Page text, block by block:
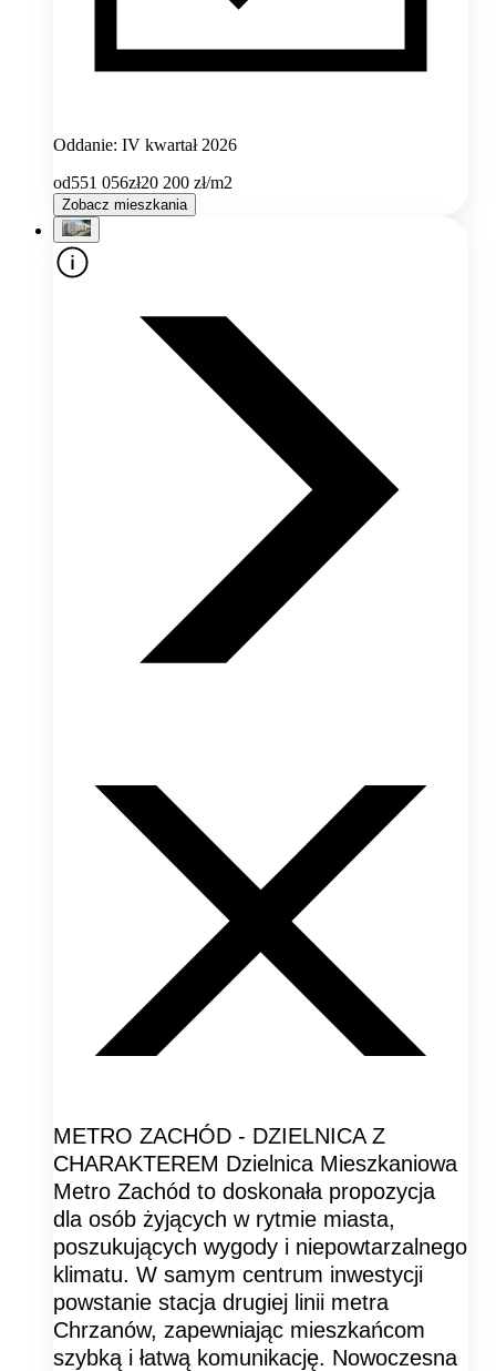
Oddanie: IV kwartał 2026
od551 056zł20 200 zł/m2
Zobacz mieszkania
METRO ZACHÓD - DZIELNICA Z
CHARAKTEREM Dzielnica Mieszkaniowa
Metro Zachód to doskonała propozycja
dla osób żyjących w rytmie miasta,
poszukujących wygody i niepowtarzalnego
klimatu. W samym centrum inwestycji
powstanie stacja drugiej linii metra
Chrzanów, zapewniając mieszkańcom
szybką i łatwą komunikację. Nowoczesna